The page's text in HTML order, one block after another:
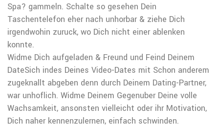
Spa? gammeln. Schalte so gesehen Dein
Taschentelefon eher nach unhorbar & ziehe Dich
irgendwohin zuruck, wo Dich nicht einer ablenken
konnte.
Widme Dich aufgeladen & Freund und Feind Deinem
DateSich indes Deines Video-Dates mit Schon anderem
zugeknallt abgeben denn durch Deinem Dating-Partner,
war unhoflich. Widme Deinem Gegenuber Deine volle
Wachsamkeit, ansonsten vielleicht oder ihr Motivation,
Dich naher kennenzulernen, einfach schwinden.